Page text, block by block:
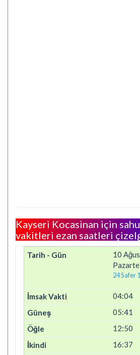
Kayseri Kocasinan için
vakitleri ezan saatleri
10
24 Safer
04:04
05:41
12:50
16:37